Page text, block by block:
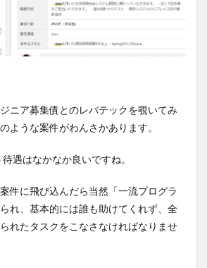
ニア募集債とのレバテックを覗いてみ
ような案件がわんさかあります。
遇はなかなか良いですね。
件に飛び込んだら当然「一流プログラ
れ、基本的には誰も助けてくれず、全
れたタスクをこなさなければなりませ